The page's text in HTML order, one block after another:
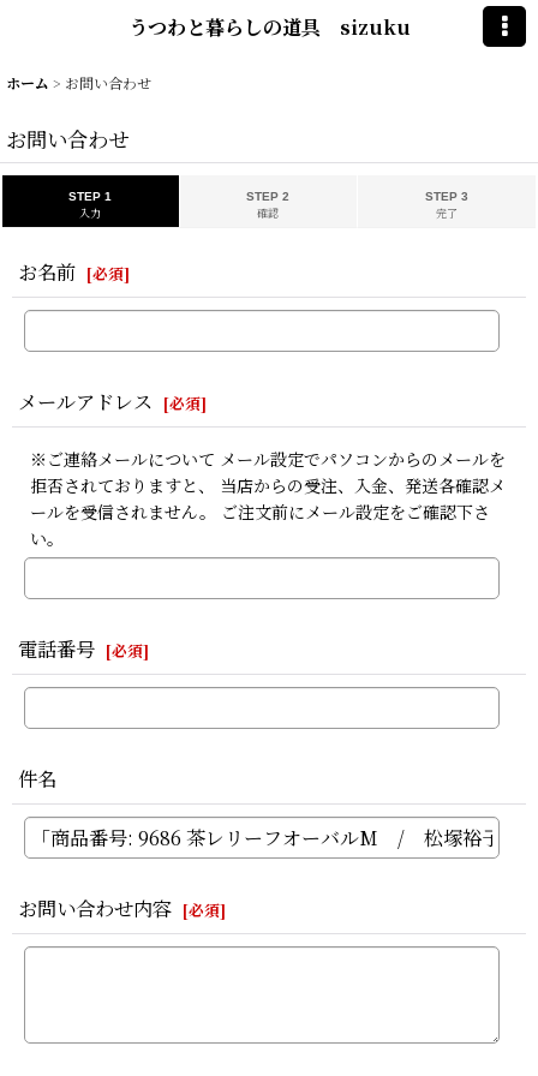
うつわと暮らしの道具 sizuku
ホーム > お問い合わせ
お問い合わせ
STEP 1
入力
STEP 2
確認
STEP 3
完了
お名前 [必須]
メールアドレス [必須]
※ご連絡メールについて メール設定でパソコンからのメールを
拒否されておりますと、 当店からの受注、入金、発送各確認メ
ールを受信されません。 ご注文前にメール設定をご確認下さ
い。
電話番号 [必須]
件名
お問い合わせ内容 [必須]